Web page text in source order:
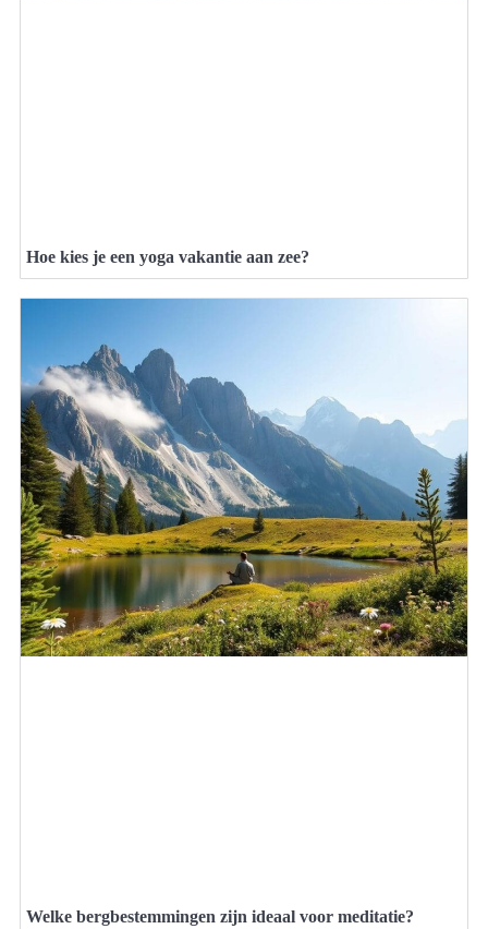
Hoe kies je een yoga vakantie aan zee?
Welke bergbestemmingen zijn ideaal voor meditatie?